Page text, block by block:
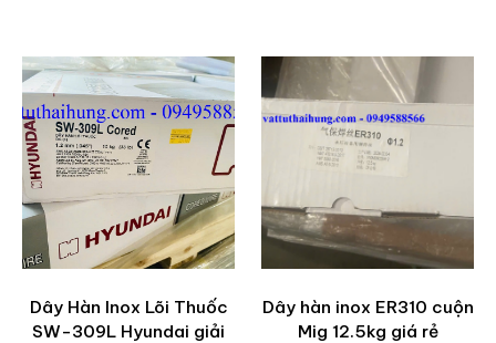
Dây Hàn Inox Lõi Thuốc
SW-309L Hyundai giải
Dây hàn inox ER310 cuộn
Mig 12.5kg giá rẻ